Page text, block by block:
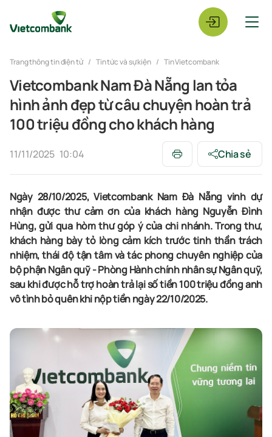
Trang thông tin điện tử Tin tức và sự kiện Tin Vietcombank
Vietcombank Nam Đà Nẵng lan tỏa
hình ảnh đẹp từ câu chuyện hoàn trả
100 triệu đồng cho khách hàng
11/11/2025 10:04 Chia sẻ
Ngày 28/10/2025, Vietcombank Nam Đà Nẵng vinh dự
nhận được thư cảm ơn của khách hàng Nguyễn Đình
Hùng, gửi qua hòm thư góp ý của chi nhánh. Trong thư,
khách hàng bày tỏ lòng cảm kích trước tinh thần trách
nhiệm, thái độ tận tâm và tác phong chuyên nghiệp của
bộ phận Ngân quỹ - Phòng Hành chính nhân sự Ngân quỹ,
sau khi được hỗ trợ hoàn trả lại số tiền 100 triệu đồng anh
vô tình bỏ quên khi nộp tiền ngày 22/10/2025.